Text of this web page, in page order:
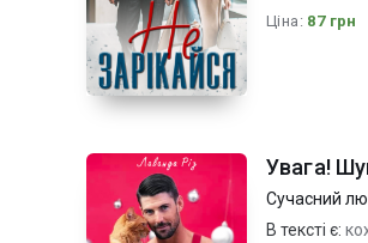
Ціна: 87 грн
Увага!
Сучасний
Короткий
В тексті є: